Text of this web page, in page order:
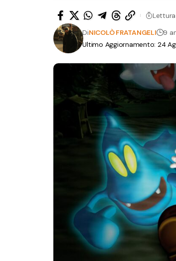
Ultimo Aggiornamento: 24
DiNICOLÒ FRATANGELI 9